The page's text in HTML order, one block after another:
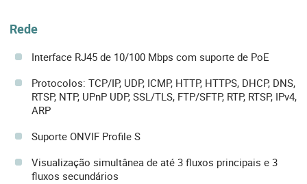
Rede
Interface RJ45 de 10/100 Mbps com suporte de PoE
Protocolos: TCP/IP, UDP, ICMP, HTTP, HTTPS, DHCP, DNS,
RTSP, NTP, UPnP UDP, SSL/TLS, FTP/SFTP, RTP, RTSP, IPv4,
ARP
Suporte ONVIF Profile S
Visualização simultânea de até 3 fluxos principais e 3
fluxos secundários